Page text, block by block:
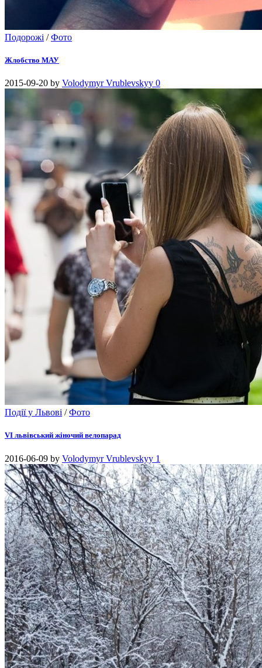
Подорожі /Фото
Жлобство МАУ
2015-09-20 by Volodymyr Vrublevskyy 0
Події у Львові /Фото
VI львівський жіночий велопарад
2016-06-09 by Volodymyr Vrublevskyy 1